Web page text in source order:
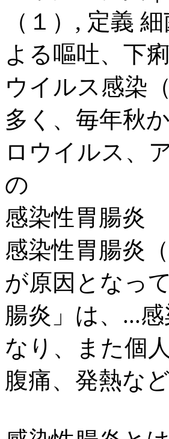
（１）, 定義
よる嘔吐、下
ウイルス感染
多く、毎年秋
ロウイルス、
の
感染性胃腸炎
感染性胃腸炎
が原因となっ
腸炎」は、...
なり、また個
腹痛、発熱な